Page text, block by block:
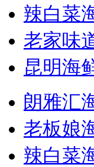
辣白菜
老家味
昆明海
朗雅汇
老板娘
辣白菜